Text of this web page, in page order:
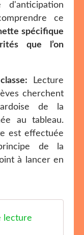
ce
spécifique
que l’on
Lecture
cherchent
de la
au tableau.
est effectuée
de la
à lancer en
lecture